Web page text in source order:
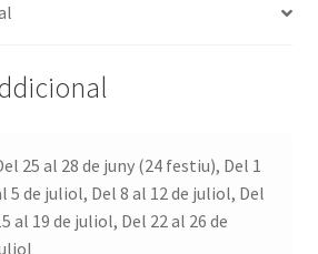
25 al 28 de juny (24 festiu), Del 1
5 de juliol, Del 8 al 12 de juliol, Del
al 19 de juliol, Del 22 al 26 de